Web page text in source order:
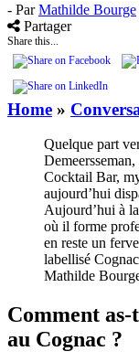
- ParMathilde Bourge
Partager
Share this...
Home »
Quelque part
Cocktail Bar,
aujourd’hui
Aujourd’hui à
où il forme
en reste un
labellisé
Mathilde
Comment as-
au Cognac ?